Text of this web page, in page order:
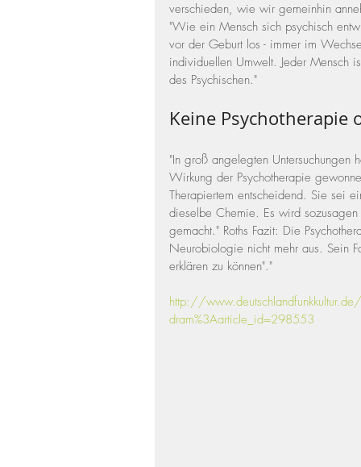
verschieden, wie wir gemeinhin
"Wie ein Mensch sich psychisch
vor der Geburt los - immer im
individuellen Umwelt. Jeder Mensch
des Psychischen."
Keine Psychotherapie
"In groß angelegten
Wirkung der Psychotherapie
Therapiertem entscheidend. Sie sei
dieselbe Chemie. Es wird
gemacht." Roths Fazit: Die
Neurobiologie nicht mehr aus. Sein
erklären zu können"."
http://
dram%3Aarticle_id=298553